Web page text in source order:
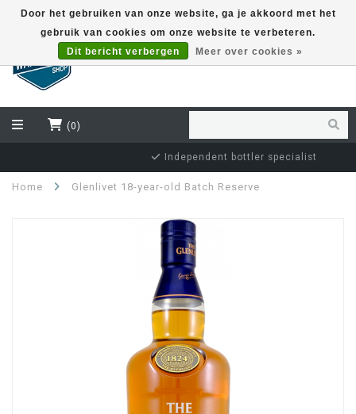
(0)
Independent bottler specialist
Home Glenlivet 18-year-old Batch Reserve
Door het gebruiken van onze website, ga je akkoord met het
gebruik van cookies om onze website te verbeteren.
Dit bericht verbergen
Meer over cookies »